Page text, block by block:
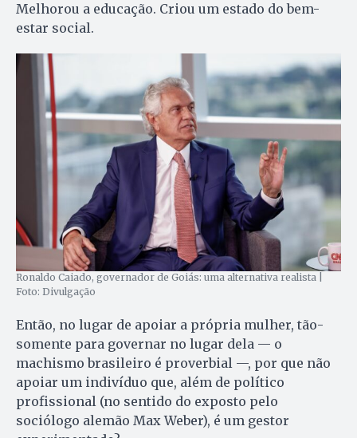
Melhorou a educação. Criou um estado do bem-
estar social.
Ronaldo Caiado, governador de Goiás: uma alternativa realista |
Foto: Divulgação
Então, no lugar de apoiar a própria mulher, tão-
somente para governar no lugar dela — o
machismo brasileiro é proverbial —, por que não
apoiar um indivíduo que, além de político
profissional (no sentido do exposto pelo
sociólogo alemão Max Weber), é um gestor